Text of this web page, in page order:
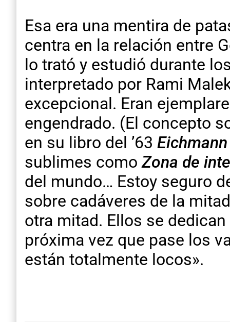
Esa era una mentira de
centra en la relación entre
lo trató y estudió durante
interpretado por Rami
excepcional. Eran
engendrado. (El concepto
en su libro del ’63
sublimes comoZona de
del mundo… Estoy seguro
sobre cadáveres de la
otra mitad. Ellos se
próxima vez que pase los
están totalmente locos».